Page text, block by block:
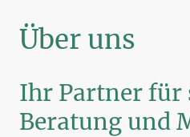
Über uns
Ihr Partner für
Beratung und